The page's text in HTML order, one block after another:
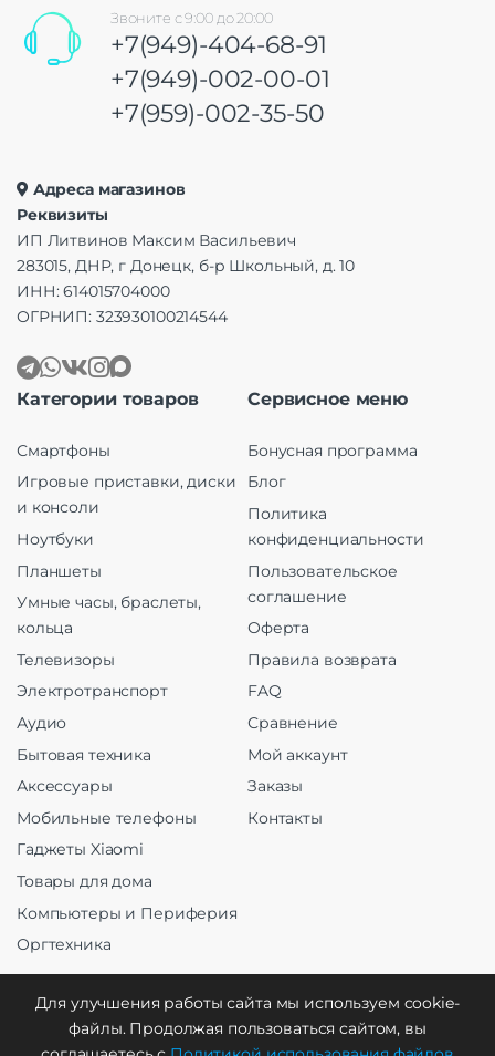
Звоните с 9:00 до 20:00
+7(949)-404-68-91
+7(949)-002-00-01
+7(959)-002-35-50
Адреса магазинов
Реквизиты
ИП Литвинов Максим Васильевич
283015, ДНР, г Донецк, б-р Школьный, д. 10
ИНН: 614015704000
ОГРНИП: 323930100214544
Категории товаров
Смартфоны
Игровые приставки, диски
и консоли
Ноутбуки
Планшеты
Умные часы, браслеты,
кольца
Телевизоры
Электротранспорт
Аудио
Бытовая техника
Аксессуары
Мобильные телефоны
Гаджеты Xiaomi
Товары для дома
Компьютеры и Периферия
Оргтехника
Сервисное меню
Бонусная программа
Блог
Политика
конфиденциальности
Пользовательское
соглашение
Оферта
Правила возврата
FAQ
Сравнение
Мой аккаунт
Заказы
Контакты
Создание и продвижение
Для улучшения работы сайта мы используем cookie-
файлы. Продолжая пользоваться сайтом, вы